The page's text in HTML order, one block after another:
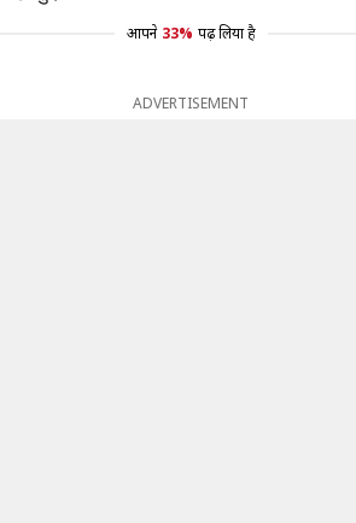
आपने 33% पढ़ लिया है
ADVERTISEMENT